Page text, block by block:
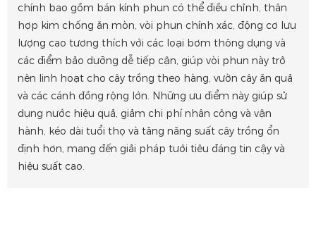
chính bao gồm bán kính phun có thể điều chỉnh, thân
hợp kim chống ăn mòn, vòi phun chính xác, động cơ lưu
lượng cao tương thích với các loại bơm thông dụng và
các điểm bảo dưỡng dễ tiếp cận, giúp vòi phun này trở
nên linh hoạt cho cây trồng theo hàng, vườn cây ăn quả
và các cánh đồng rộng lớn. Những ưu điểm này giúp sử
dụng nước hiệu quả, giảm chi phí nhân công và vận
hành, kéo dài tuổi thọ và tăng năng suất cây trồng ổn
định hơn, mang đến giải pháp tưới tiêu đáng tin cậy và
hiệu suất cao.